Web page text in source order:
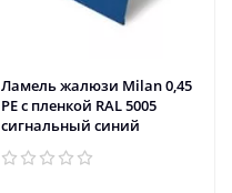
Ламель жалюзи Milan 0,45
PE с пленкой RAL 5005
сигнальный синий